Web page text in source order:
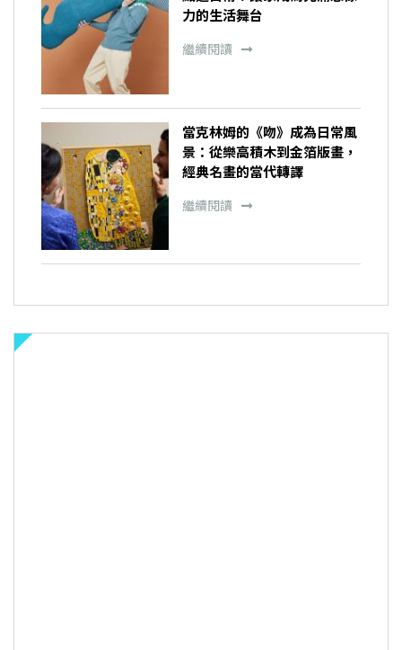
力的生活舞台
繼續閱讀
當克林姆的《吻》成為日常風
景：從樂高積木到金箔版畫，
經典名畫的當代轉譯
繼續閱讀